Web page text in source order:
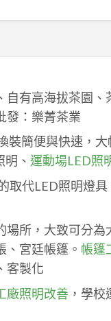
有高海拔茶園、
發：樂菁茶業
裝簡便與快速，
明、 運動場LED照
取代LED照明燈
場所，大致可分
、宮廷帳篷。 帳篷
客製化
廠照明改善，學校